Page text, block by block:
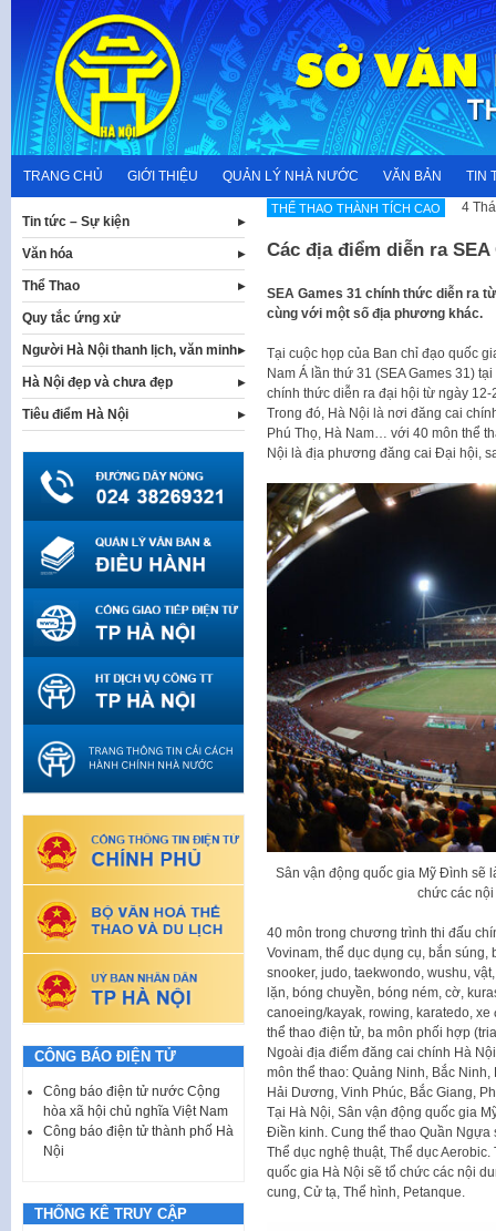
content
TRANG CHỦ GIỚI THIỆU QUẢN LÝ NHÀ NƯỚC VĂN BẢN TIN
THẾ THAO THÀNH TÍCH CAO 4
Các địa điểm diễn ra SEA
SEA Games 31 chính thức diễn ra
cùng với một số địa phương khác.
Tại cuộc họp của Ban chỉ đạo quốc
Nam Á lần thứ 31 (SEA Games 31)
chính thức diễn ra đại hội từ ngày 12-
Trong đó, Hà Nội là nơi đăng cai
Phú Thọ, Hà Nam… với 40 môn thể
Nội là địa phương đăng cai Đại hội,
Sân vận động quốc gia Mỹ Đình sẽ
chức các
40 môn trong chương trình thi đấu
Vovinam, thể dục dụng cụ, bắn
snooker, judo, taekwondo, wushu,
lặn, bóng chuyền, bóng ném, cờ,
canoeing/kayak, rowing, karatedo,
thể thao điện tử, ba môn phối hợp
Ngoài địa điểm đăng cai chính Hà
môn thể thao: Quảng Ninh, Bắc
Hải Dương, Vinh Phúc, Bắc Giang,
Tại Hà Nội, Sân vận động quốc gia
Điền kinh. Cung thể thao Quần Ngựa
Thể dục nghệ thuật, Thể dục
quốc gia Hà Nội sẽ tổ chức các nội
cung, Cử tạ, Thể hình, Petanque.
Tin tức – Sự kiện
Văn hóa
Thể Thao
Quy tắc ứng xử
Người Hà Nội thanh lịch, văn minh
Hà Nội đẹp và chưa đẹp
Tiêu điểm Hà Nội
CÔNG BÁO ĐIỆN TỬ
Công báo điện tử nước Cộng
hòa xã hội chủ nghĩa Việt Nam
Công báo điện tử thành phố Hà
Nội
THỐNG KÊ TRUY CẬP